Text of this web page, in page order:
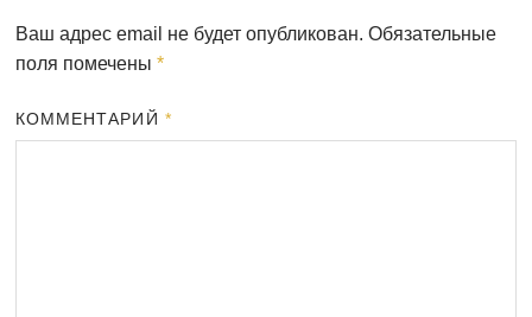
Ваш адрес email не будет опубликован. Обязательные
поля помечены *
КОММЕНТАРИЙ *